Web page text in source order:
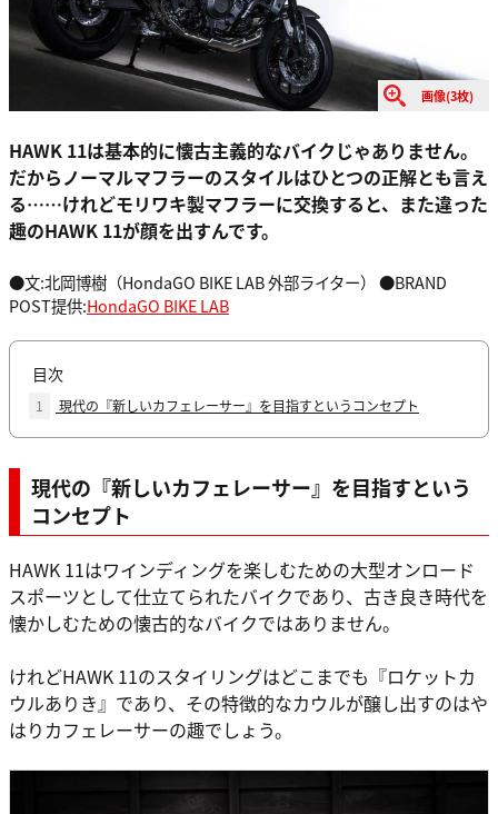
画像(3枚)
HAWK 11は基本的に懐古主義的なバイクじゃありません。
だからノーマルマフラーのスタイルはひとつの正解とも言え
る……けれどモリワキ製マフラーに交換すると、また違った
趣のHAWK 11が顔を出すんです。
●文:北岡博樹（HondaGO BIKE LAB 外部ライター） ●BRAND
POST提供:HondaGO BIKE LAB
目次
1 現代の『新しいカフェレーサー』を目指すというコンセプト
現代の『新しいカフェレーサー』を目指すという
コンセプト
HAWK 11はワインディングを楽しむための大型オンロード
スポーツとして仕立てられたバイクであり、古き良き時代を
懐かしむための懐古的なバイクではありません。
けれどHAWK 11のスタイリングはどこまでも『ロケットカ
ウルありき』であり、その特徴的なカウルが醸し出すのはや
はりカフェレーサーの趣でしょう。